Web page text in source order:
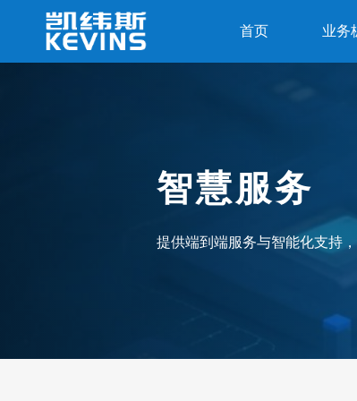
首页 业务
智慧服务
提供端到端服务与智能化支持